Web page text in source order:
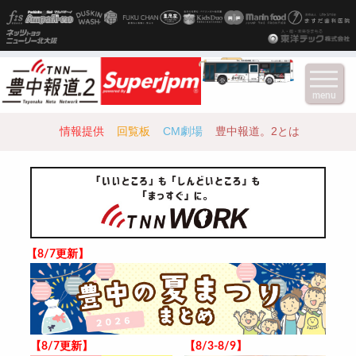
情報提供 回覧板 CM劇場 豊中報道。2とは
【8/7更新】
【8/7更新】 【8/3-8/9】
menu